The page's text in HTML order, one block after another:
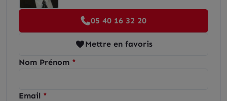
05 40 16 32 20
Mettre en favoris
Nom Prénom
Email